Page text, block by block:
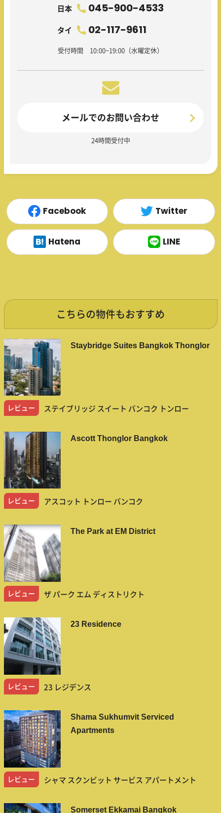
日本 045-900-4533
タイ 02-117-9611
受付時間 10:00~19:00（水曜定休）
メールでのお問い合わせ
24時間受付中
Facebook Twitter
Hatena LINE
こちらの物件もおすすめ
Staybridge Suites Bangkok Thonglor
レビュー ステイブリッジ スイート バンコク トンロー
Ascott Thonglor Bangkok
レビュー アスコット トンロー バンコク
The Park at EM District
レビュー ザ パーク エム ディストリクト
23 Residence
レビュー 23 レジデンス
Shama Sukhumvit Serviced
Apartments
レビュー シャマ スクンビット サービス アパートメント
Somerset Ekkamai Bangkok